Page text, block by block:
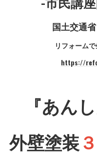
国土交通
リフォーム
https://
『あん
外壁塗装３